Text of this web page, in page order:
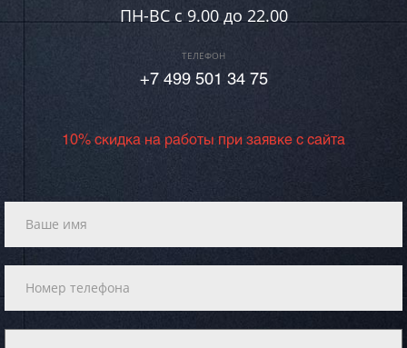
ПН-ВC c 9.00 до 22.00
ТЕЛЕФОН
+7 499 501 34 75
10% скидка на работы при заявке с сайта